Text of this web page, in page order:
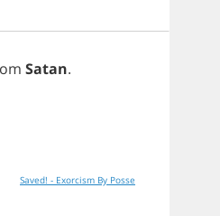
Satan.
Saved! - Exorcism By Posse